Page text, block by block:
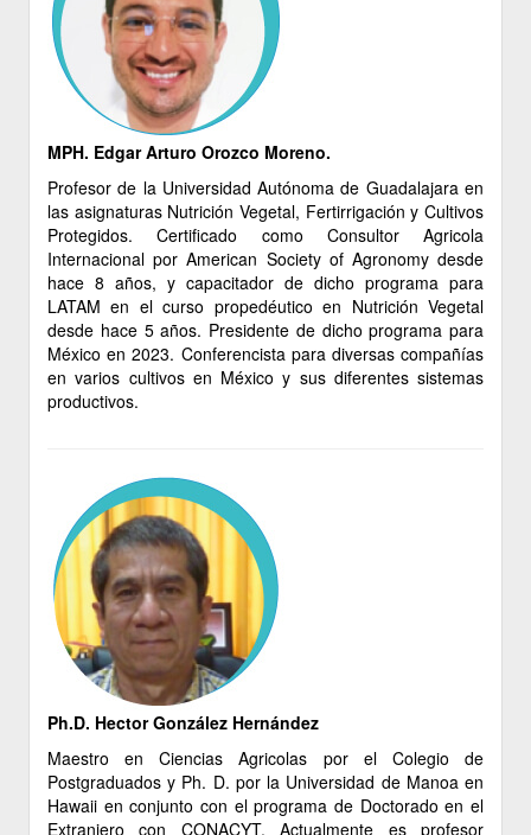
MPH. Edgar Arturo Orozco Moreno.
Profesor de la Universidad Autónoma de Guadalajara en
las asignaturas Nutrición Vegetal, Fertirrigación y Cultivos
Protegidos. Certificado como Consultor Agricola
Internacional por American Society of Agronomy desde
hace 8 años, y capacitador de dicho programa para
LATAM en el curso propedéutico en Nutrición Vegetal
desde hace 5 años. Presidente de dicho programa para
México en 2023. Conferencista para diversas compañías
en varios cultivos en México y sus diferentes sistemas
productivos.
Ph.D. Hector González Hernández
Maestro en Ciencias Agricolas por el Colegio de
Postgraduados y Ph. D. por la Universidad de Manoa en
Hawaii en conjunto con el programa de Doctorado en el
Extranjero con CONACYT. Actualmente es profesor